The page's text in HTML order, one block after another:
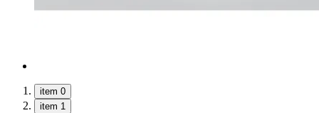
item 0
item 1